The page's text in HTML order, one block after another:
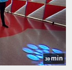
30min